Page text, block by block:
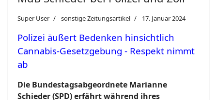
Super User sonstige Zeitungsartikel 17. Januar 2024
Polizei äußert Bedenken hinsichtlich
Cannabis-Gesetzgebung - Respekt nimmt
ab
Die Bundestagsabgeordnete Marianne
Schieder (SPD) erfährt während ihres